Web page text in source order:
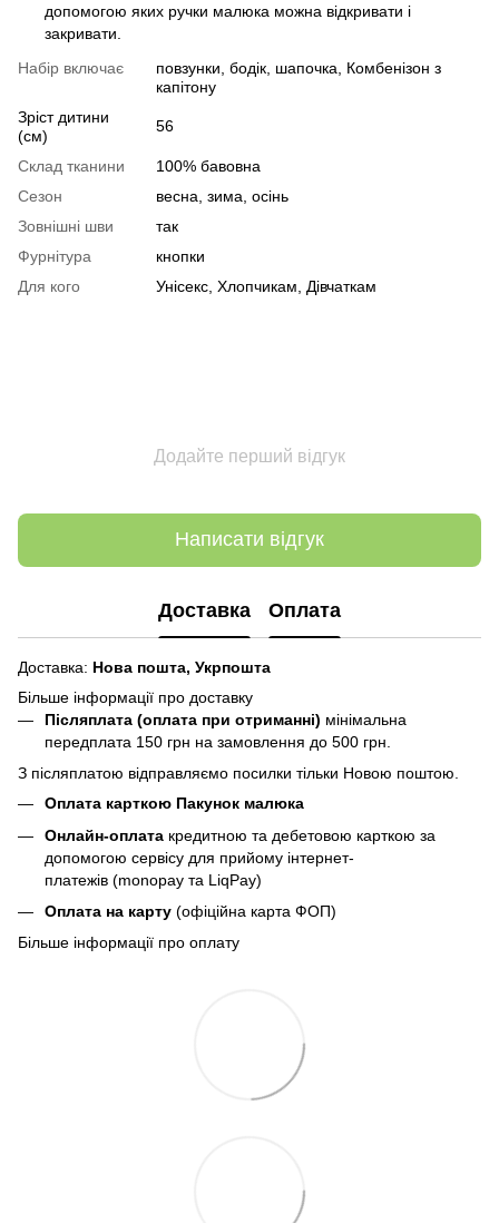
допомогою яких ручки малюка можна відкривати і
закривати.
Набір включає
повзунки, бодік, шапочка, Комбенізон з
капітону
Зріст дитини
(см)
56
Склад тканини
100% бавовна
Сезон
весна, зима, осінь
Зовнішні шви
так
Фурнітура
кнопки
Для кого
Унісекс, Хлопчикам, Дівчаткам
Додайте перший відгук
Написати відгук
Доставка Оплата
Доставка: Нова пошта, Укрпошта
Більше інформації про доставку
Післяплата (оплата при отриманні) мінімальна
передплата 150 грн на замовлення до 500 грн.
З післяплатою відправляємо посилки тільки Новою поштою.
Оплата карткою Пакунок малюка
Онлайн-оплата кредитною та дебетовою карткою за
допомогою сервісу для прийому інтернет-
платежів (monopay та LiqPay)
Оплата на карту (офіційна карта ФОП)
Більше інформації про оплату